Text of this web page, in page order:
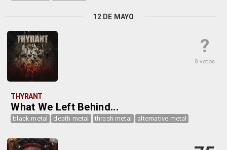
12 DE MAYO
?
0 votos
THYRANT
What We Left Behind...
black metal death metal thrash metal alternative metal